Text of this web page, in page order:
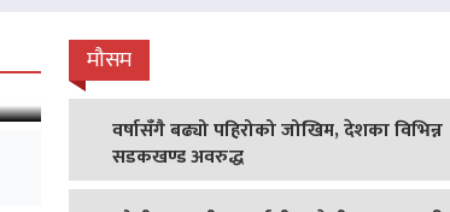
मौसम
वर्षासँगै बढ्यो पहिरोको जोखिम, देशका विभिन्न
सडकखण्ड अवरुद्ध